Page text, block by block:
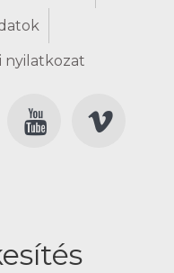
nyilatkozat